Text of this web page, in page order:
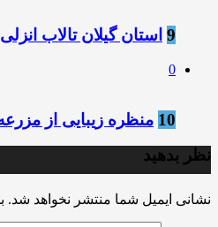
9 استان گیلان تالاب انزلی
0
10 منظره زیبایی از
نظر بدهید
نشانی ایمیل شما منتشر نخواهد شد.